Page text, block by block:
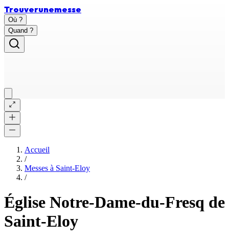
Trouverunemesse
Où ?
Quand ?
Accueil
/
Messes à Saint-Eloy
/
Église Notre-Dame-du-Fresq de
Saint-Eloy